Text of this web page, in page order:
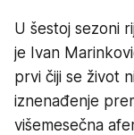
U šestoj sezoni
je Ivan
prvi čiji se život
iznenađenje
višemesečna